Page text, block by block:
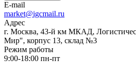
E-mail
market@igcmail.ru
Адрес
г. Москва, 43-й км МКАД,
Мир", корпус 13, склад №3
Режим работы
9:00-18:00 пн-пт